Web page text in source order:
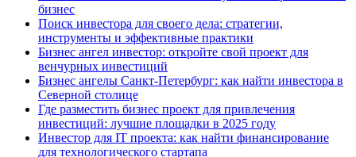
бизнес
Поиск инвестора для своего дела: стратегии,
инструменты и эффективные практики
Бизнес ангел инвестор: откройте свой проект для
венчурных инвестиций
Бизнес ангелы Санкт-Петербург: как найти инвестора в
Северной столице
Где разместить бизнес проект для привлечения
инвестиций: лучшие площадки в 2025 году
Инвестор для IT проекта: как найти финансирование
для технологического стартапа